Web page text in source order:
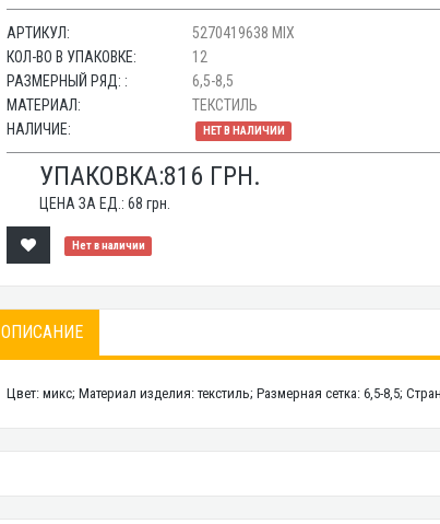
АРТИКУЛ:
5270419638 MIX
КОЛ-ВО В УПАКОВКЕ:
12
РАЗМЕРНЫЙ РЯД: :
6,5-8,5
МАТЕРИАЛ:
ТЕКСТИЛЬ
НАЛИЧИЕ:
НЕТ В НАЛИЧИИ
УПАКОВКА:816 ГРН.
ЦЕНА ЗА ЕД.:68 грн.
Нет в наличии
ОПИСАНИЕ
Цвет: микс; Материал изделия: текстиль; Размерная сетка: 6,5-8,5;